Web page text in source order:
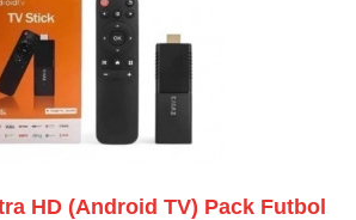
HD (Android TV) Pack Futbol